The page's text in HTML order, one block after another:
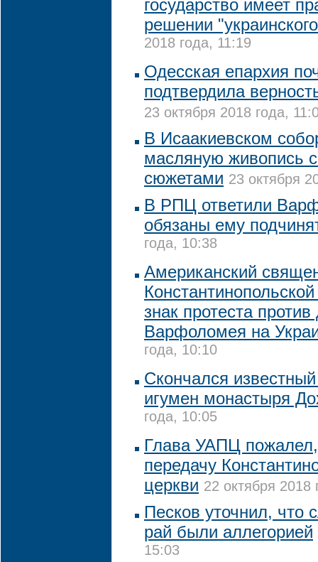
государство имеет
решении
2018 года, 11:19
Одесская епархия
подтвердила
23 октября 2018 года,
В Исаакиевском
масляную живопись
сюжетами 23 октября
В РПЦ ответили
обязаны ему
года, 10:38
Американский
знак протеста
Варфоломея на
года, 10:10
Скончался
игумен монастыря
года, 10:05
Глава УАПЦ пожалел,
передачу
церкви 22 октября 2018
Песков уточнил, что
рай были аллегорией
15:03